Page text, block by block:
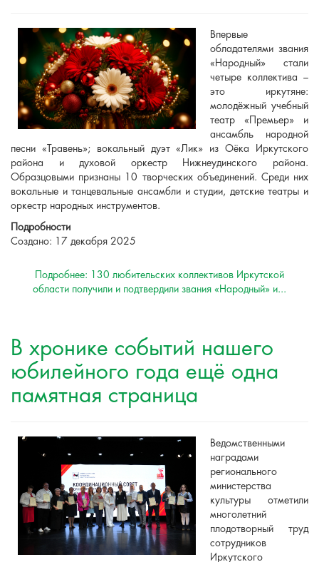
Впервые
обладателями звания
«Народный» стали
четыре коллектива –
это иркутяне:
молодёжный учебный
театр «Премьер» и
ансамбль народной
песни «Травень»; вокальный дуэт «Лик» из Оёка Иркутского
района и духовой оркестр Нижнеудинского района.
Образцовыми признаны 10 творческих объединений. Среди них
вокальные и танцевальные ансамбли и студии, детские театры и
оркестр народных инструментов.
Подробности
Создано: 17 декабря 2025
Подробнее: 130 любительских коллективов Иркутской
области получили и подтвердили звания «Народный» и...
В хронике событий нашего
юбилейного года ещё одна
памятная страница
Ведомственными
наградами
регионального
министерства
культуры отметили
многолетний
плодотворный труд
сотрудников
Иркутского